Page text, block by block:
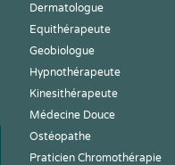
Dermatologue
Equithérapeute
Geobiologue
Hypnothérapeute
Kinesithérapeute
Médecine Douce
Ostéopathe
Praticien Chromothérapie